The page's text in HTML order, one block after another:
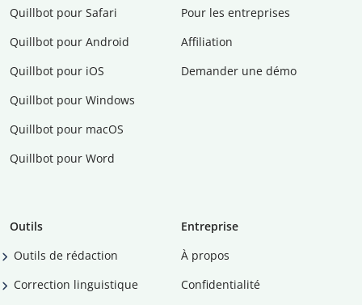
Quillbot pour Safari
Quillbot pour Android
Quillbot pour iOS
Quillbot pour Windows
Quillbot pour macOS
Quillbot pour Word
Pour les entreprises
Affiliation
Demander une démo
Outils
Outils de rédaction
Correction linguistique
Entreprise
À propos
Confidentialité